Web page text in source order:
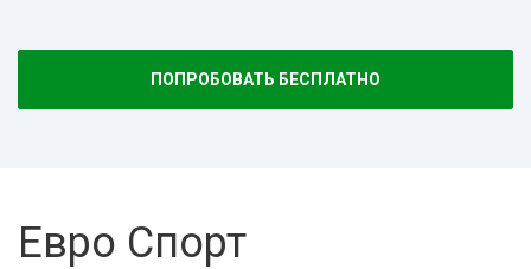
ПОПРОБОВАТЬ БЕСПЛАТНО
Евро Спорт